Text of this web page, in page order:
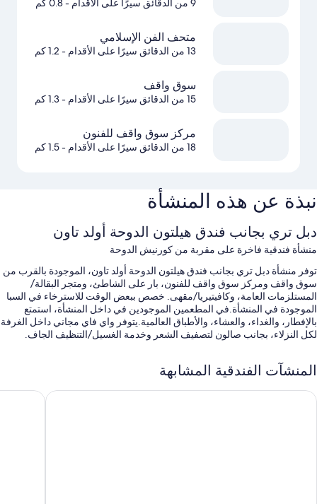
9 من الدقائق سيرًا على الأقدام - 0.8 كم
متحف الفن الإسلامي
13 من الدقائق سيرًا على الأقدام - 1.2 كم
سوق واقف
15 من الدقائق سيرًا على الأقدام - 1.3 كم
مركز سوق واقف للفنون
18 من الدقائق سيرًا على الأقدام - 1.5 كم
نبذة عن هذه المنشأة
دبل تري بجانب فندق هيلتون الدوحة أولد تاون
منشأة فندقية فاخرة على مقربة من كورنيش الدوحة
توفر منشأة دبل تري بجانب فندق هيلتون الدوحة أولد تاون، الموجودة بالقرب من
سوق واقف ومركز سوق واقف للفنون، بار على الشاطئ، ومتجر البقالة/
المستلزمات العامة، وكافيتيريا/مقهى. خصص ببعض الوقت للاسترخاء في السبا
الموجودة في المنشأة.في المطعمين الموجودين في داخل المنشأة، استمتع
بالإفطار، والغداء، والعشاء، والأطباق العالمية.يتوفر واي فاي مجاني داخل الغرفة
لكل النزلاء، بجانب صالون لتصفيف الشعر وخدمة الغسيل/التنظيف الجاف.
حمام سباحة مكشوف
المنشآت الفندقية المشابهة
ريفييرا ريحان من روتانا الدوحة فندق